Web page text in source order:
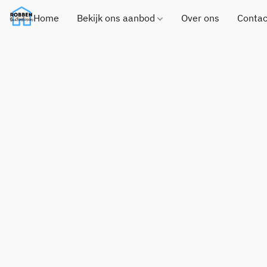
Home Bekijk ons aanbod Over ons